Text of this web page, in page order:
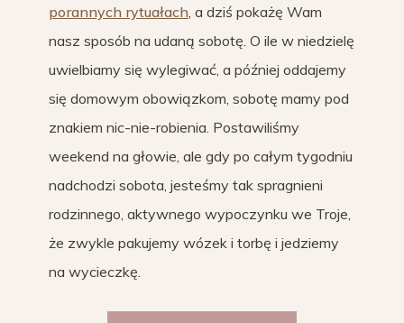
porannych rytuałach, a dziś pokażę Wam
nasz sposób na udaną sobotę. O ile w niedzielę
uwielbiamy się wylegiwać, a później oddajemy
się domowym obowiązkom, sobotę mamy pod
znakiem nic-nie-robienia. Postawiliśmy
weekend na głowie, ale gdy po całym tygodniu
nadchodzi sobota, jesteśmy tak spragnieni
rodzinnego, aktywnego wypoczynku we Troje,
że zwykle pakujemy wózek i torbę i jedziemy
na wycieczkę.